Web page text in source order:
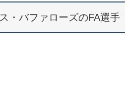
・バファローズのFA選手